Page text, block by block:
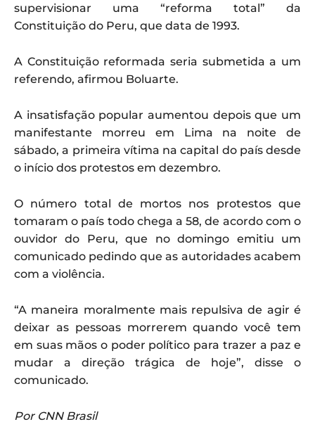
supervisionar uma “reforma total” da
Constituição do Peru, que data de 1993.
A Constituição reformada seria submetida a um
referendo, afirmou Boluarte.
A insatisfação popular aumentou depois que um
manifestante morreu em Lima na noite de
sábado, a primeira vítima na capital do país desde
o início dos protestos em dezembro.
O número total de mortos nos protestos que
tomaram o país todo chega a 58, de acordo com o
ouvidor do Peru, que no domingo emitiu um
comunicado pedindo que as autoridades acabem
com a violência.
“A maneira moralmente mais repulsiva de agir é
deixar as pessoas morrerem quando você tem
em suas mãos o poder político para trazer a paz e
mudar a direção trágica de hoje”, disse o
comunicado.
Por CNN Brasil